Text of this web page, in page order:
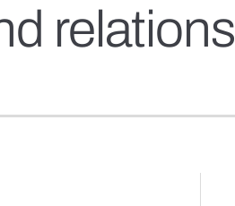
relations